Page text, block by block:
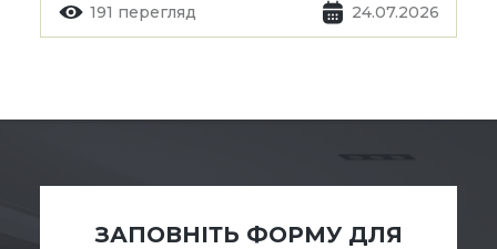
191 перегляд 24.07.2026
ЗАПОВНІТЬ ФОРМУ ДЛЯ